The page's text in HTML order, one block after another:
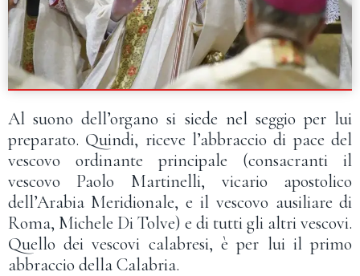
Al suono dell’organo si siede nel seggio per lui
preparato. Quindi, riceve l’abbraccio di pace del
vescovo ordinante principale (consacranti il
vescovo Paolo Martinelli, vicario apostolico
dell’Arabia Meridionale, e il vescovo ausiliare di
Roma, Michele Di Tolve) e di tutti gli altri vescovi.
Quello dei vescovi calabresi, è per lui il primo
abbraccio della Calabria.